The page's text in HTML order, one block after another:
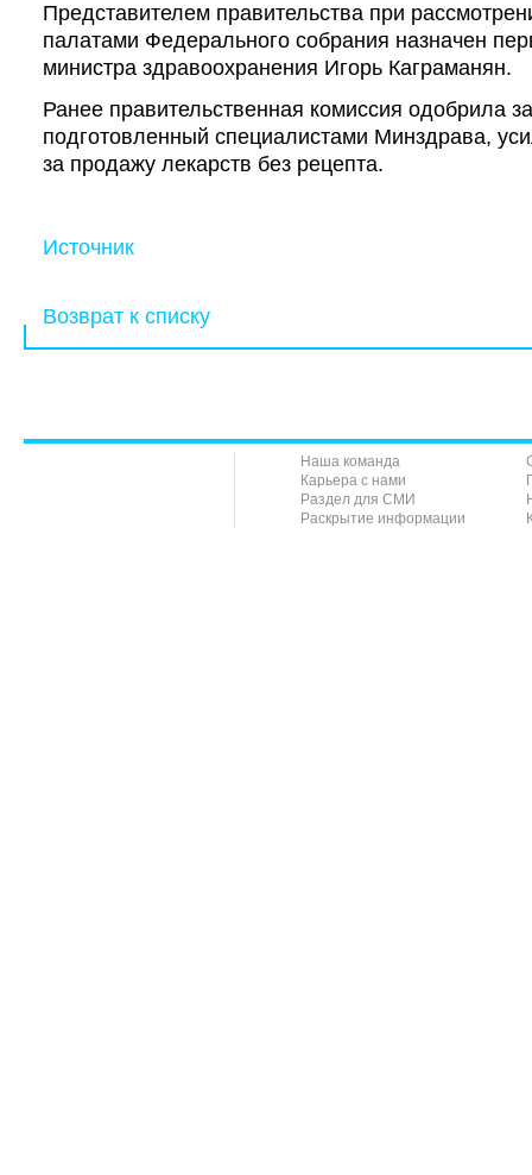
Представителем правительства при
палатами Федерального собрания назначен
министра здравоохранения Игорь Каграманян.
Ранее правительственная комиссия одобрила
подготовленный специалистами Минздрава,
за продажу лекарств без рецепта.
Источник
Возврат к списку
Наша команда
Карьера с нами
Раздел для СМИ
Раскрытие информации